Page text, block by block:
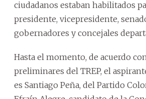
ciudadanos estaban habilitados
presidente, vicepresidente,
gobernadores y concejales
Hasta el momento, de acuerdo
preliminares del TREP, el
es Santiago Peña, del Partido